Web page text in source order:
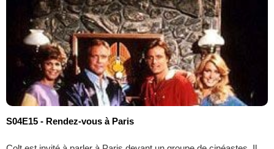
S04E15 - Rendez-vous à Paris